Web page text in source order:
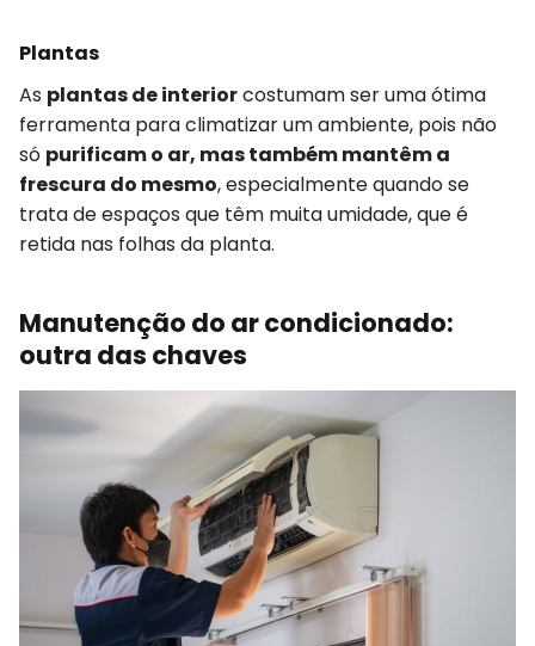
Plantas
As plantas de interiorcostumam ser uma ótima
ferramenta para climatizar um ambiente, pois não
só purificam o ar, mas também mantêm a
frescura do mesmo, especialmente quando se
trata de espaços que têm muita umidade, que é
retida nas folhas da planta.
Manutenção do ar condicionado:
outra das chaves